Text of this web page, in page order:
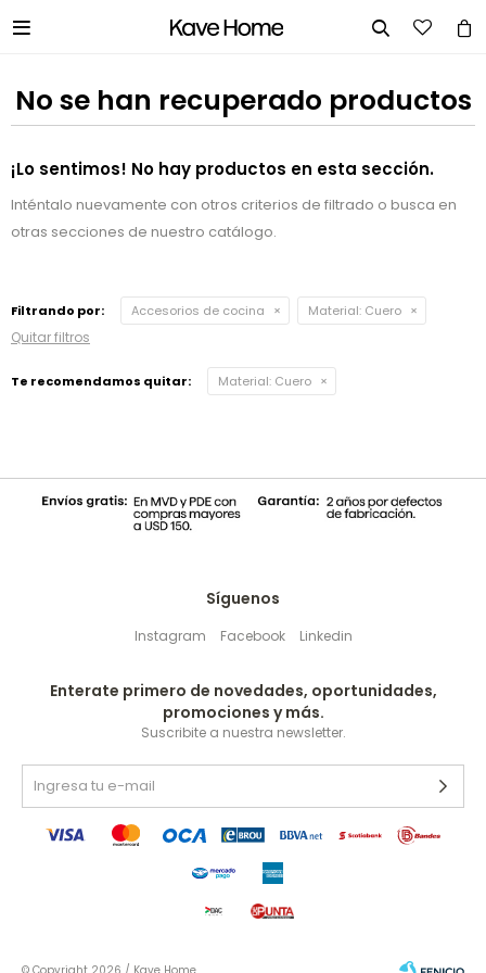
 
No se han recuperado productos
¡Lo sentimos! No hay productos en esta sección.
Inténtalo nuevamente con otros criterios de filtrado o busca en
otras secciones de nuestro catálogo.
Filtrando por: Accesorios de cocina Material: Cuero
Quitar filtros
Te recomendamos quitar: Material: Cuero
Síguenos
Instagram Facebook Linkedin
Enterate primero de novedades, oportunidades,
promociones y más.
Suscribite a nuestra newsletter.